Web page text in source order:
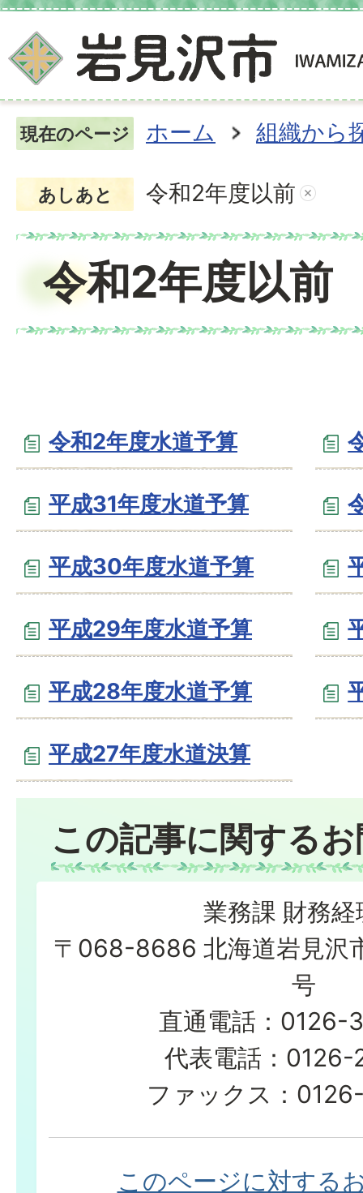
現在のページ ホーム 組織から
あしあと 令和2年度以前
令和2年度以前
令和2年度水道予算
平成31年度水道予算
平成30年度水道予算
平成29年度水道予算
平成28年度水道予算
平成27年度水道決算
この記事に関する
業務課 財務経
〒068-8686 北海道岩見沢
号
直通電話：0126-
代表電話：0126-
ファックス：
このページに対する